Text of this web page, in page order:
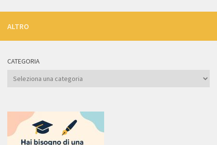
ALTRO
CATEGORIA
Categoria